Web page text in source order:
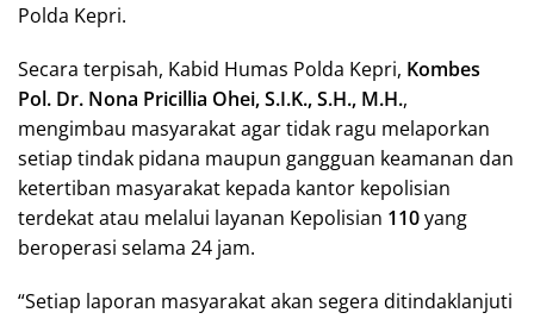
Polda Kepri.
Secara terpisah, Kabid Humas Polda Kepri, Kombes
Pol. Dr. Nona Pricillia Ohei, S.I.K., S.H., M.H.,
mengimbau masyarakat agar tidak ragu melaporkan
setiap tindak pidana maupun gangguan keamanan dan
ketertiban masyarakat kepada kantor kepolisian
terdekat atau melalui layanan Kepolisian 110yang
beroperasi selama 24 jam.
“Setiap laporan masyarakat akan segera ditindaklanjuti